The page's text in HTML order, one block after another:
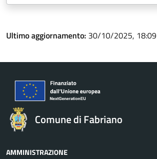
Ultimo aggiornamento: 30/10/2025, 18:09
Comune di Fabriano
AMMINISTRAZIONE